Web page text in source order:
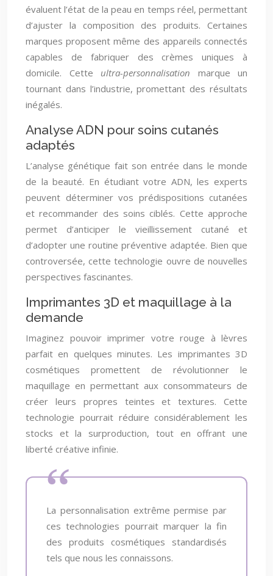
évaluent l’état de la peau en temps réel, permettant
d’ajuster la composition des produits. Certaines
marques proposent même des appareils connectés
capables de fabriquer des crèmes uniques à
domicile. Cette ultra-personnalisation marque un
tournant dans l’industrie, promettant des résultats
inégalés.
Analyse ADN pour soins cutanés
adaptés
L’analyse génétique fait son entrée dans le monde
de la beauté. En étudiant votre ADN, les experts
peuvent déterminer vos prédispositions cutanées
et recommander des soins ciblés. Cette approche
permet d’anticiper le vieillissement cutané et
d’adopter une routine préventive adaptée. Bien que
controversée, cette technologie ouvre de nouvelles
perspectives fascinantes.
Imprimantes 3D et maquillage à la
demande
Imaginez pouvoir imprimer votre rouge à lèvres
parfait en quelques minutes. Les imprimantes 3D
cosmétiques promettent de révolutionner le
maquillage en permettant aux consommateurs de
créer leurs propres teintes et textures. Cette
technologie pourrait réduire considérablement les
stocks et la surproduction, tout en offrant une
liberté créative infinie.
La personnalisation extrême permise par
ces technologies pourrait marquer la fin
des produits cosmétiques standardisés
tels que nous les connaissons.